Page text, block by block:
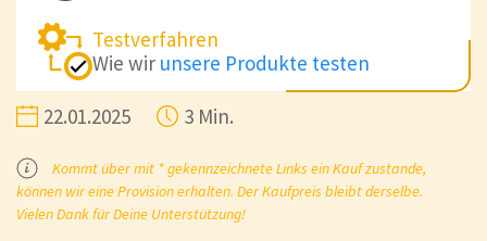
Testverfahren
Wie wir unsere Produkte testen
22.01.2025 3 Min.
Kommt über mit * gekennzeichnete Links ein Kauf zustande,
können wir eine Provision erhalten. Der Kaufpreis bleibt derselbe.
Vielen Dank für Deine Unterstützung!